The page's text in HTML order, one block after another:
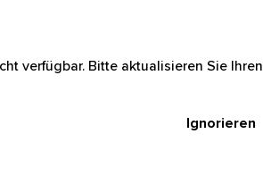
verfügbar. Bitte aktualisieren Sie Ihren
Ignorieren